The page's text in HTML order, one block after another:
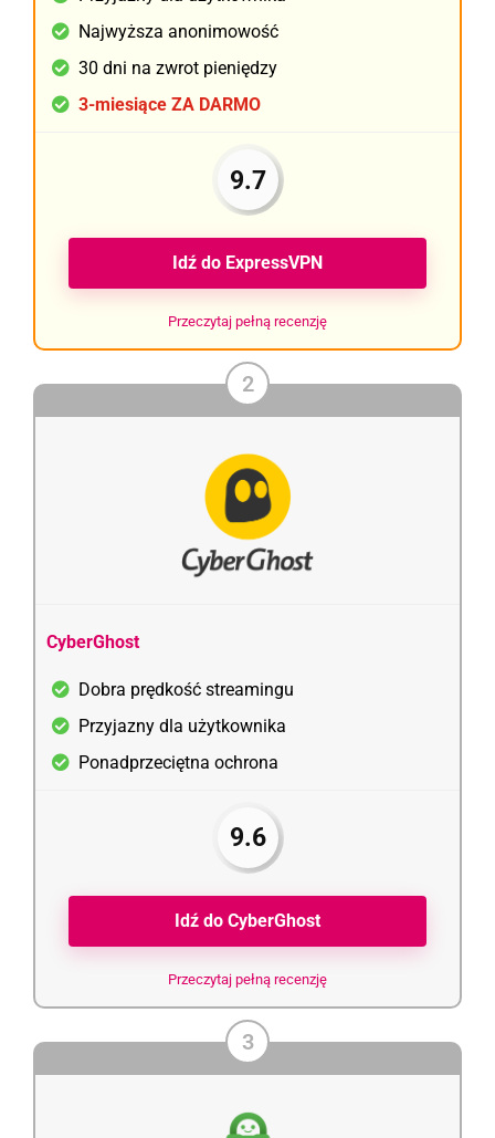
Najwyższa anonimowość
30 dni na zwrot pieniędzy
3-miesiące ZA DARMO
9.7
Idź do ExpressVPN
Przeczytaj pełną recenzję
2
CyberGhost
Dobra prędkość streamingu
Przyjazny dla użytkownika
Ponadprzeciętna ochrona
9.6
Idź do CyberGhost
Przeczytaj pełną recenzję
3